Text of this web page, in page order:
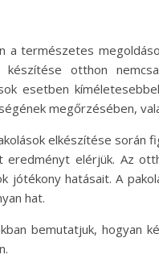
a természetes
készítése otthon
esetben
megőrzésében,
elkészítése során
eredményt elérjük. Az
jótékony hatásait. A
hat.
bemutatjuk, hogyan